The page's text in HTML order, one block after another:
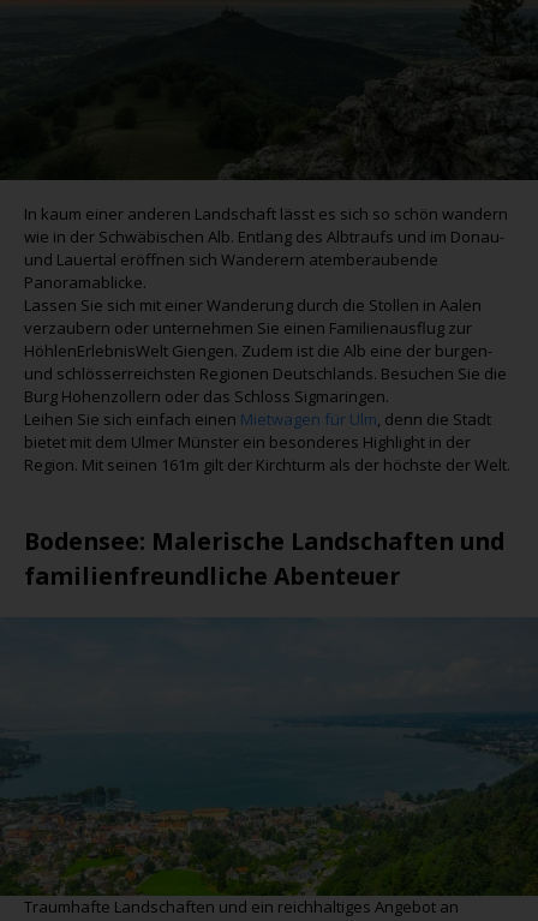
In kaum einer anderen Landschaft lässt es sich so schön wandern
wie in der Schwäbischen Alb. Entlang des Albtraufs und im Donau-
und Lauertal eröffnen sich Wanderern atemberaubende
Panoramablicke.
Lassen Sie sich mit einer Wanderung durch die Stollen in Aalen
verzaubern oder unternehmen Sie einen Familienausflug zur
HöhlenErlebnisWelt Giengen. Zudem ist die Alb eine der burgen-
und schlösserreichsten Regionen Deutschlands. Besuchen Sie die
Burg Hohenzollern oder das Schloss Sigmaringen.
Leihen Sie sich einfach einen Mietwagen für Ulm, denn die Stadt
bietet mit dem Ulmer Münster ein besonderes Highlight in der
Region. Mit seinen 161m gilt der Kirchturm als der höchste der Welt.
Bodensee: Malerische Landschaften und
familienfreundliche Abenteuer
Traumhafte Landschaften und ein reichhaltiges Angebot an